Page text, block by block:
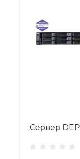
Сервер